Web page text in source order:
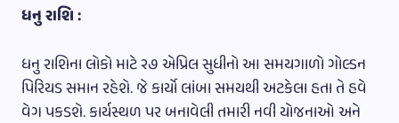
ધનુ રાશિ :
ધનુ રાશિના લોકો માટે ૨૭ એપ્રિલ સુધીનો આ સમયગાળો ગોલ્ડન
પિરિયડ સમાન રહેશે. જે કાર્યો લાંબા સમયથી અટકેલા હતા તે હવે
વેગ પકડશે. કાર્યસ્થળ પર બનાવેલી તમારી નવી યોજનાઓ અને